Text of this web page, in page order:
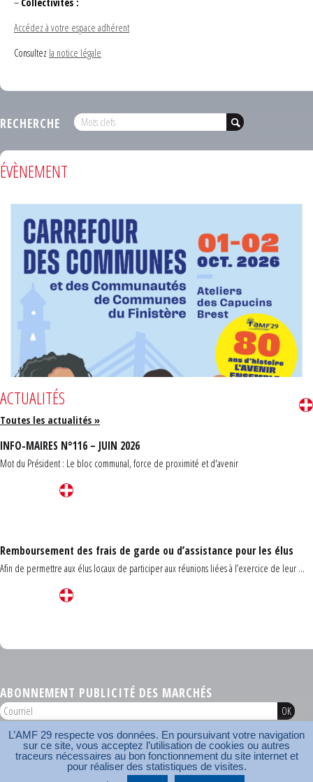
Accédez à votre espace adhérent
Consultez la notice légale
RECHERCHE
ÉVÈNEMENT
ACTUALITÉS
Toutes les actualités »
INFO-MAIRES N°116 – JUIN 2026
Mot du Président : Le bloc communal, force de proximité et d'avenir
Remboursement des frais de garde ou d’assistance pour les élus
Afin de permettre aux élus locaux de participer aux réunions liées à l’exercice de leur ...
ABONNEMENT PUBLICITÉ DES MARCHÉS
AMF 29 © 2026
Plan du site Nos coordonnées Mentions légales
Contact
Carrefour des communes
AMF
L’AMF 29 respecte vos données. En poursuivant votre navigation
sur ce site, vous acceptez l’utilisation de cookies ou autres
traceurs nécessaires au bon fonctionnement du site internet et
pour réaliser des statistiques de visites.